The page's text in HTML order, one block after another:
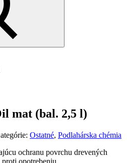
mat (bal. 2,5 l)
Ostatné, Podlahárska chémia
ochranu povrchu drevených
opotrebeniu